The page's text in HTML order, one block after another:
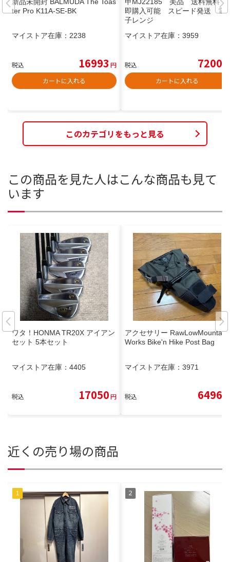
ter Pro K11A-SE-BK
マイストア在庫： 2238
税込 16993 円
カートに入れる
即購入可能 スピード発送 電
子レンジ
マイストア在庫： 3959
税込 7200
カートに入れる
このカテゴリをもっと見る
この商品を見た人はこんな商品も見て
います
ワタ！HONMA TR20X アイアン
セット 5本セット
マイストア在庫： 4405
税込 17050円
アクセサリー RawLowMountain
Works Bike'n Hike Post Bag
マイストア在庫： 3971
税込 6496
近くの売り場の商品